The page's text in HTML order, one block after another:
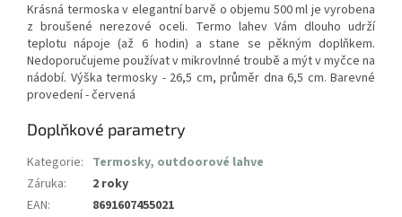
Krásná termoska v elegantní barvě o objemu 500 ml je vyrobena
z broušené nerezové oceli. Termo lahev Vám dlouho udrží
teplotu nápoje (až 6 hodin) a stane se pěkným doplňkem.
Nedoporučujeme používat v mikrovlnné troubě a mýt v myčce na
nádobí. Výška termosky - 26,5 cm, průměr dna 6,5 cm. Barevné
provedení - červená
Doplňkové parametry
Kategorie: Termosky, outdoorové lahve
Záruka:
2 roky
EAN:
8691607455021